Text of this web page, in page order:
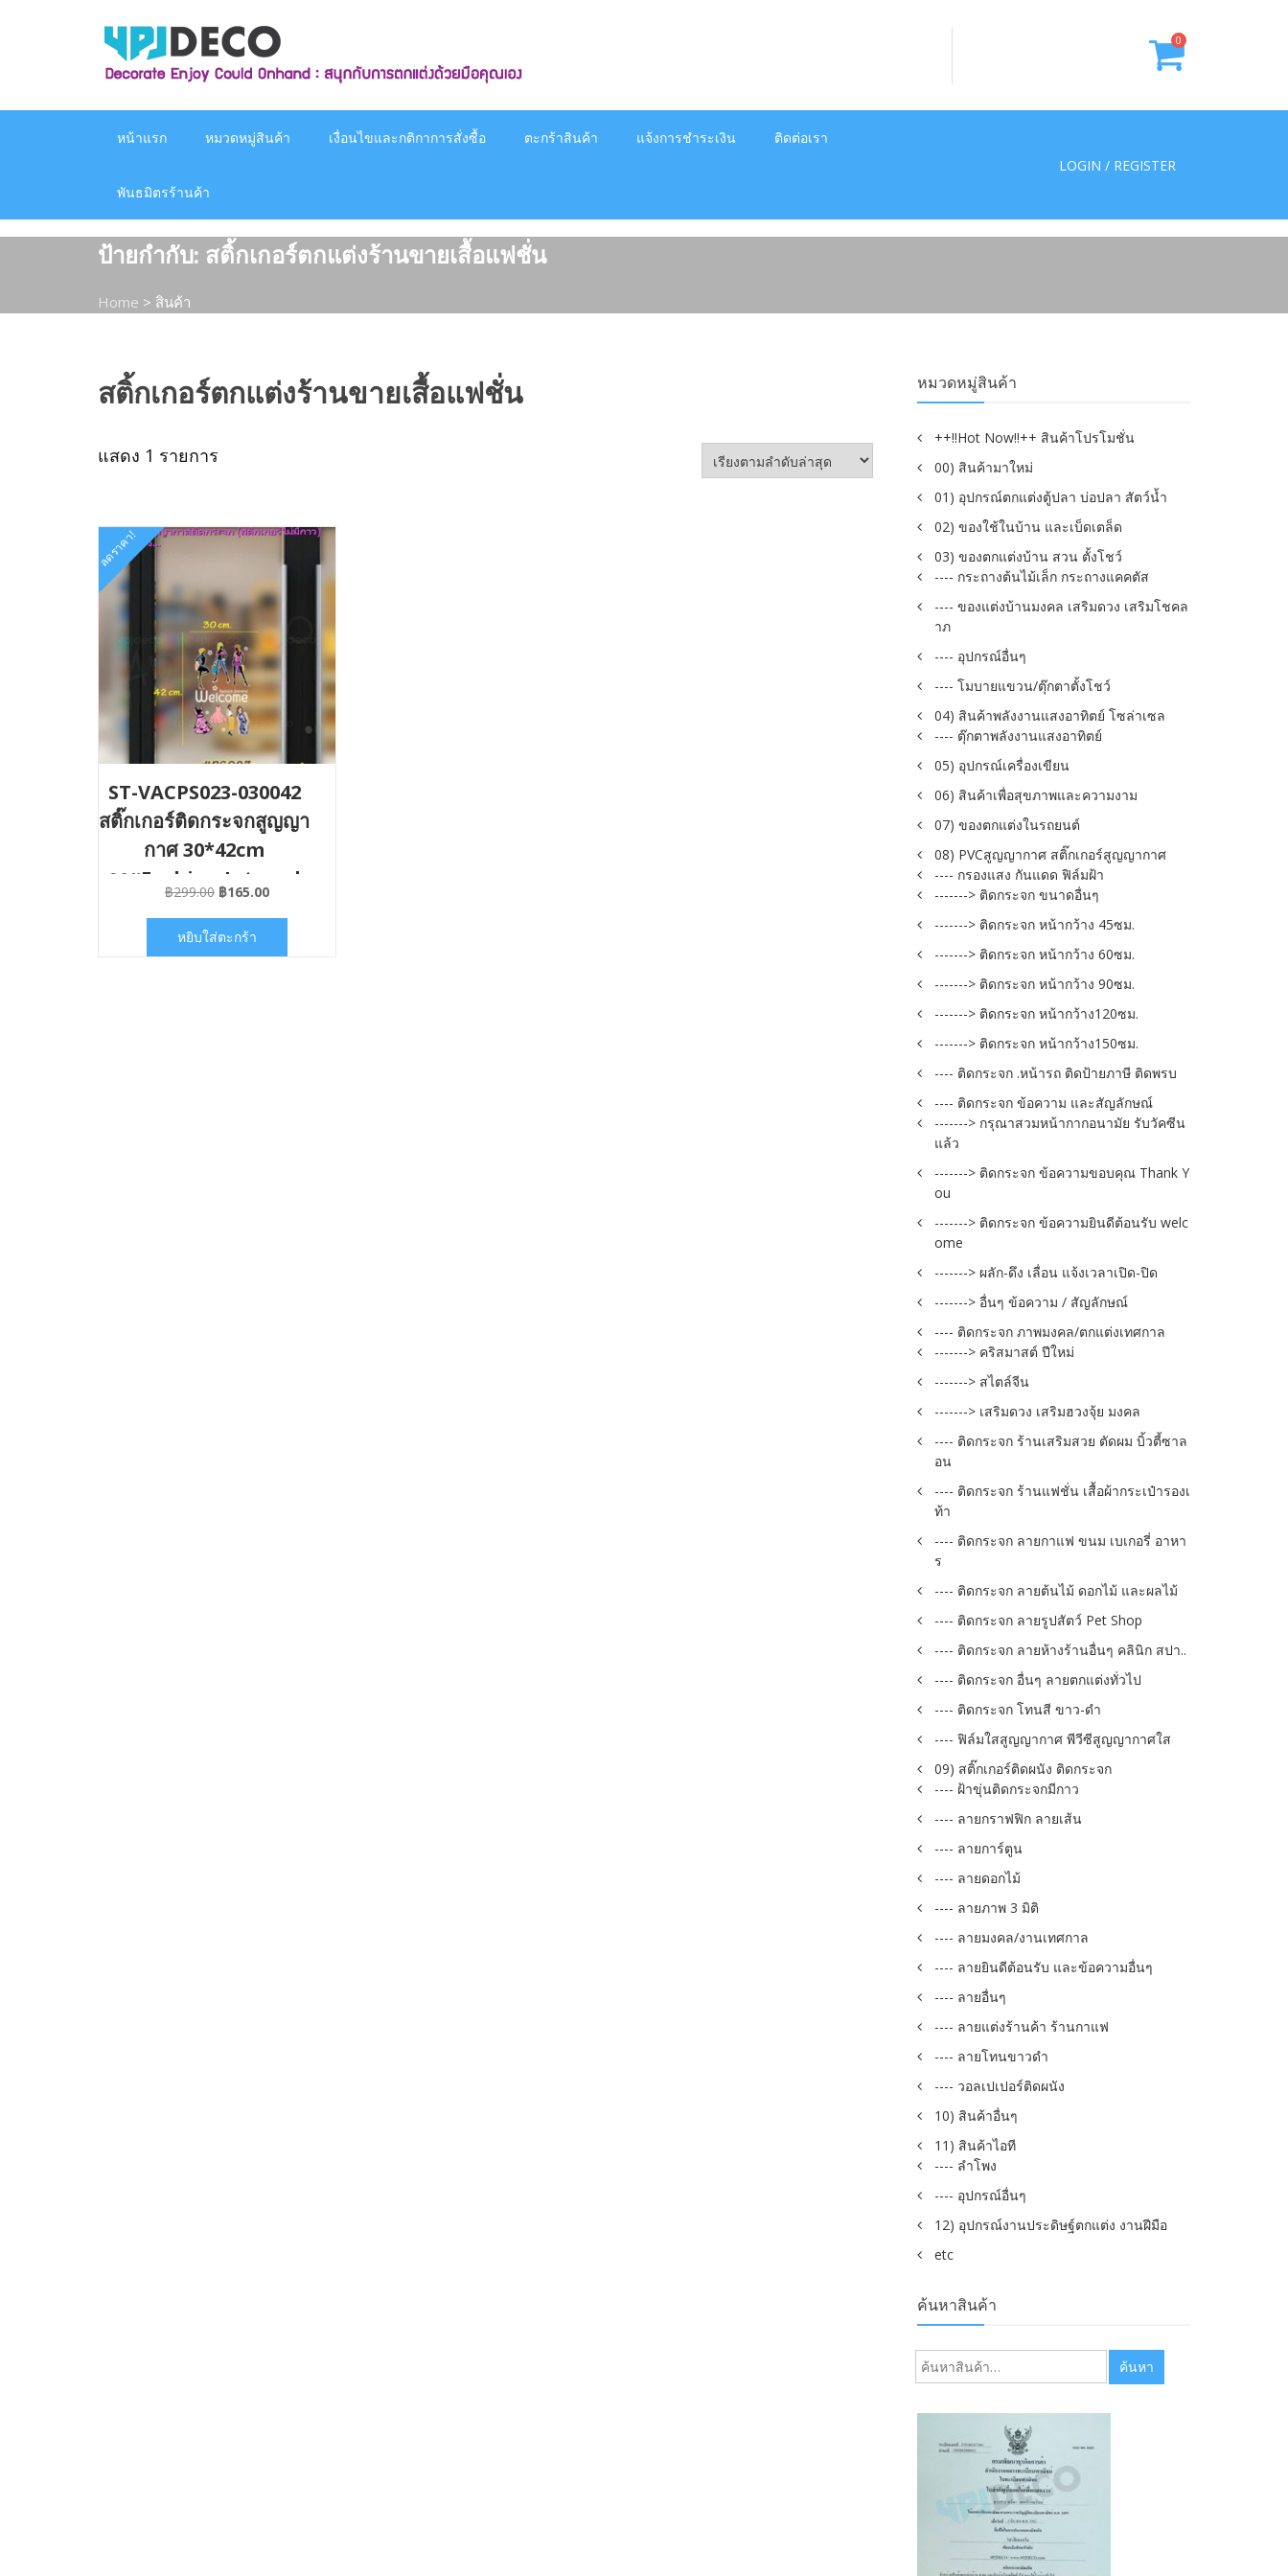
0
หน้าแรก หมวดหมู่สินค้า เงื่อนไขและกติกาการสั่งซื้อ ตะกร้าสินค้า แจ้งการชำระเงิน ติดต่อเรา
พันธมิตรร้านค้า
LOGIN / REGISTER
ป้ายกำกับ: สติ้กเกอร์ตกแต่งร้านขายเสื้อแฟชั่น
Home > สินค้า
สติ้กเกอร์ตกแต่งร้านขายเสื้อแฟชั่น
แสดง 1 รายการ
ลดราคา!
ST-VACPS023-030042
สติ๊กเกอร์ติดกระจกสูญญา
กาศ 30*42cm
ลายFashion Intrend
฿299.00 Original
was:
฿165.00Current
หยิบใส่ตะกร้า
หมวดหมู่สินค้า
++!!Hot Now!!++ สินค้าโปรโมชั่น
00) สินค้ามาใหม่
01) อุปกรณ์ตกแต่งตู้ปลา บ่อปลา สัตว์น้ำ
02) ของใช้ในบ้าน และเบ็ดเตล็ด
03) ของตกแต่งบ้าน สวน ตั้งโชว์
---- กระถางต้นไม้เล็ก กระถางแคคตัส
---- ของแต่งบ้านมงคล เสริมดวง เสริมโชคล
าภ
---- อุปกรณ์อื่นๆ
---- โมบายแขวน/ตุ๊กตาตั้งโชว์
04) สินค้าพลังงานแสงอาทิตย์ โซล่าเซล
---- ตุ๊กตาพลังงานแสงอาทิตย์
05) อุปกรณ์เครื่องเขียน
06) สินค้าเพื่อสุขภาพและความงาม
07) ของตกแต่งในรถยนต์
08) PVCสูญญากาศ สติ๊กเกอร์สูญญากาศ
---- กรองแสง กันแดด ฟิล์มฝ้า
-------> ติดกระจก ขนาดอื่นๆ
-------> ติดกระจก หน้ากว้าง 45ซม.
-------> ติดกระจก หน้ากว้าง 60ซม.
-------> ติดกระจก หน้ากว้าง 90ซม.
-------> ติดกระจก หน้ากว้าง120ซม.
-------> ติดกระจก หน้ากว้าง150ซม.
---- ติดกระจก .หน้ารถ ติดป้ายภาษี ติดพรบ
---- ติดกระจก ข้อความ และสัญลักษณ์
-------> กรุณาสวมหน้ากากอนามัย รับวัคซีน
แล้ว
-------> ติดกระจก ข้อความขอบคุณ Thank Y
ou
-------> ติดกระจก ข้อความยินดีต้อนรับ welc
ome
-------> ผลัก-ดึง เลื่อน แจ้งเวลาเปิด-ปิด
-------> อื่นๆ ข้อความ / สัญลักษณ์
---- ติดกระจก ภาพมงคล/ตกแต่งเทศกาล
-------> คริสมาสต์ ปีใหม่
-------> สไตล์จีน
-------> เสริมดวง เสริมฮวงจุ้ย มงคล
---- ติดกระจก ร้านเสริมสวย ตัดผม บิ้วตี้ซาล
อน
---- ติดกระจก ร้านแฟชั่น เสื้อผ้ากระเป๋ารองเ
ท้า
---- ติดกระจก ลายกาแฟ ขนม เบเกอรี่ อาหา
ร
---- ติดกระจก ลายต้นไม้ ดอกไม้ และผลไม้
---- ติดกระจก ลายรูปสัตว์ Pet Shop
---- ติดกระจก ลายห้างร้านอื่นๆ คลินิก สปา..
---- ติดกระจก อื่นๆ ลายตกแต่งทั่วไป
---- ติดกระจก โทนสี ขาว-ดำ
---- ฟิล์มใสสูญญากาศ พีวีซีสูญญากาศใส
09) สติ๊กเกอร์ติดผนัง ติดกระจก
---- ฝ้าขุ่นติดกระจกมีกาว
---- ลายกราฟฟิก ลายเส้น
---- ลายการ์ตูน
---- ลายดอกไม้
---- ลายภาพ 3 มิติ
---- ลายมงคล/งานเทศกาล
---- ลายยินดีต้อนรับ และข้อความอื่นๆ
---- ลายอื่นๆ
---- ลายแต่งร้านค้า ร้านกาแฟ
---- ลายโทนขาวดำ
---- วอลเปเปอร์ติดผนัง
10) สินค้าอื่นๆ
11) สินค้าไอที
---- ลำโพง
---- อุปกรณ์อื่นๆ
12) อุปกรณ์งานประดิษฐ์ตกแต่ง งานฝีมือ
etc
ค้นหาสินค้า
ค้นหา: ค้นหา